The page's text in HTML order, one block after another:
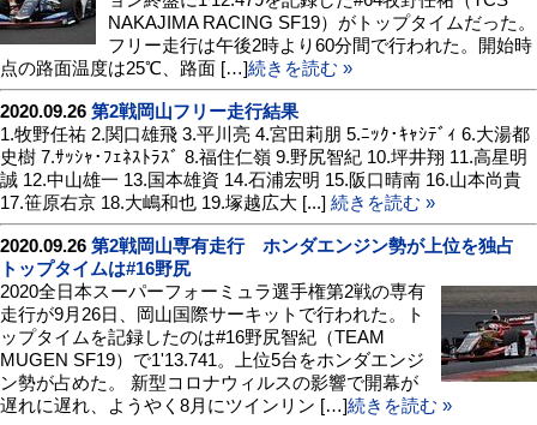
NAKAJIMA RACING SF19）がトップタイムだった。
フリー走行は午後2時より60分間で行われた。開始時
点の路面温度は25℃、路面 […]続きを読む »
2020.09.26 第2戦岡山フリー走行結果
1.牧野任祐 2.関口雄飛 3.平川亮 4.宮田莉朋 5.ﾆｯｸ･ｷｬｼﾃﾞｨ 6.大湯都
史樹 7.ｻｯｼｬ･ﾌｪﾈｽﾄﾗｽﾞ 8.福住仁嶺 9.野尻智紀 10.坪井翔 11.高星明
誠 12.中山雄一 13.国本雄資 14.石浦宏明 15.阪口晴南 16.山本尚貴
17.笹原右京 18.大嶋和也 19.塚越広大 [...] 続きを読む »
2020.09.26 第2戦岡山専有走行 ホンダエンジン勢が上位を独占
トップタイムは#16野尻
2020全日本スーパーフォーミュラ選手権第2戦の専有
走行が9月26日、岡山国際サーキットで行われた。ト
ップタイムを記録したのは#16野尻智紀（TEAM
MUGEN SF19）で1'13.741。上位5台をホンダエンジ
ン勢が占めた。 新型コロナウィルスの影響で開幕が
遅れに遅れ、ようやく8月にツインリン […]続きを読む »